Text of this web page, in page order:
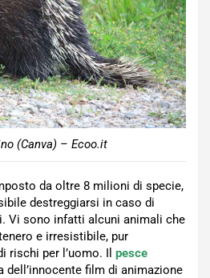
(Canva) – Ecoo.it
da oltre 8 milioni di specie,
destreggiarsi in caso di
Vi sono infatti alcuni animali che
e irresistibile, pur
rischi per l’uomo. Il pesce
dell’innocente film di animazione